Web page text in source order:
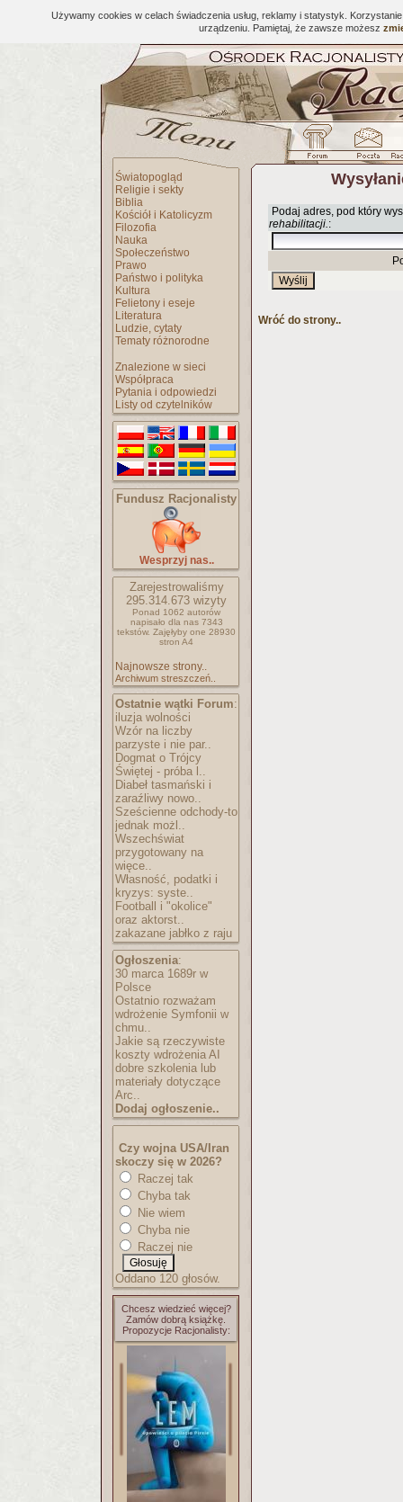
Używamy cookies w celach świadczenia usług, reklamy i statystyk.
urządzeniu. Pamiętaj, że zawsze możesz
Światopogląd
Religie i sekty
Biblia
Kościół i Katolicyzm
Filozofia
Nauka
Społeczeństwo
Prawo
Państwo i polityka
Kultura
Felietony i eseje
Literatura
Ludzie, cytaty
Tematy różnorodne
Znalezione w sieci
Współpraca
Pytania i odpowiedzi
Listy od czytelników
Fundusz Racjonalisty
Wesprzyj nas..
Zarejestrowaliśmy
295.314.673 wizyty
Ponad 1062 autorów
napisało dla nas 7343
tekstów. Zajęłyby one 28930
stron A4
Najnowsze strony..
Archiwum streszczeń..
Ostatnie wątki Forum:
iluzja wolności
Wzór na liczby
parzyste i nie par..
Dogmat o Trójcy
Świętej - próba l..
Diabeł tasmański i
zaraźliwy nowo..
Sześcienne odchody-to
jednak możl..
Wszechświat
przygotowany na
więce..
Własność, podatki i
kryzys: syste..
Football i "okolice"
oraz aktorst..
zakazane jabłko z raju
Ogłoszenia:
30 marca 1689r w
Polsce
Ostatnio rozważam
wdrożenie Symfonii w
chmu..
Jakie są rzeczywiste
koszty wdrożenia AI
dobre szkolenia lub
materiały dotyczące
Arc..
Dodaj ogłoszenie..
Czy wojna USA/Iran
skoczy się w 2026?
Raczej tak
Chyba tak
Nie wiem
Chyba nie
Raczej nie
Oddano 120 głosów.
Chcesz wiedzieć więcej?
Zamów dobrą książkę.
Propozycje Racjonalisty:
Podaj adres, pod który
rehabilitacji.:
Wróć do strony..